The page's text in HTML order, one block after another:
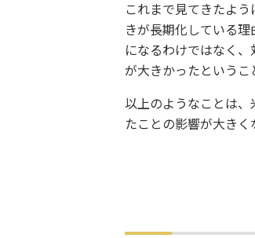
これまで見てきたよ
きが長期化している
になるわけではなく
が大きかったというこ
以上のようなことは
たことの影響が大きく